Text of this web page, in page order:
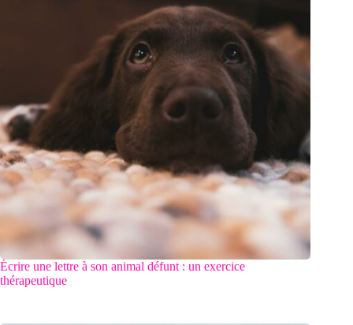
Écrire une lettre à son animal défunt : un exercice
thérapeutique